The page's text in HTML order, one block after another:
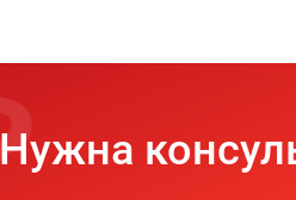
Нужна